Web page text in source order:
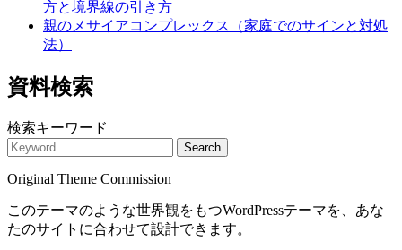
方と境界線の引き方
親のメサイアコンプレックス（家庭でのサインと対処
法）
資料検索
検索キーワード
Search
Original Theme Commission
このテーマのような世界観をもつWordPressテーマを、あな
たのサイトに合わせて設計できます。